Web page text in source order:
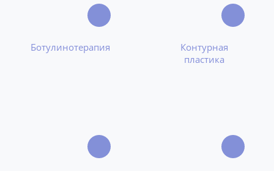
Ботулинотерапия
Контурная
пластика